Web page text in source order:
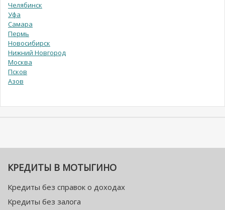
Челябинск
Уфа
Самара
Пермь
Новосибирск
Нижний Новгород
Москва
Псков
Азов
КРЕДИТЫ В МОТЫГИНО
Кредиты без справок о доходах
Кредиты без залога